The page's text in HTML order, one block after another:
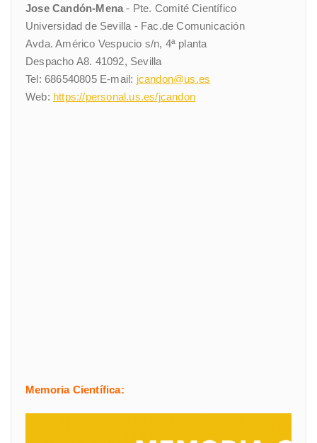
Jose Candón-Mena - Pte. Comité Científico
Universidad de Sevilla - Fac.de Comunicación
Avda. Américo Vespucio s/n, 4ª planta
Despacho A8. 41092, Sevilla
Tel: 686540805 E-mail: jcandon@us.es
Web: https://personal.us.es/jcandon
Memoria Científica: